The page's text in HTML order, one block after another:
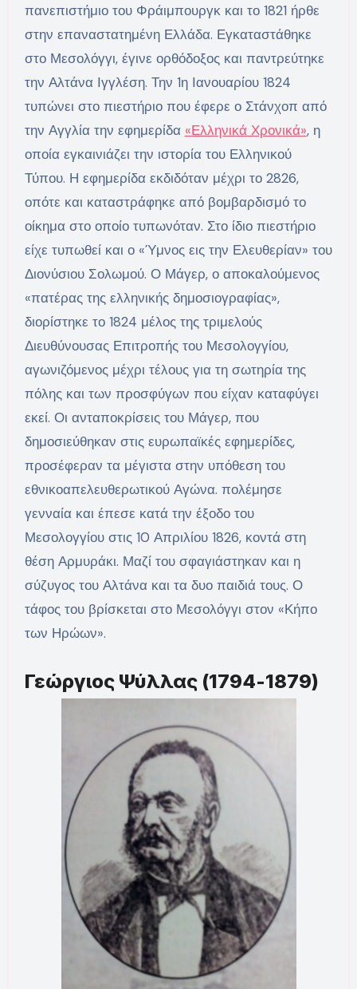
πανεπιστήμιο του Φράιμπουργκ και το 1821 ήρθε
στην επαναστατημένη Ελλάδα. Εγκαταστάθηκε
στο Μεσολόγγι, έγινε ορθόδοξος και παντρεύτηκε
την Αλτάνα Ιγγλέση. Την 1η Ιανουαρίου 1824
τυπώνει στο πιεστήριο που έφερε ο Στάνχοπ από
την Αγγλία την εφημερίδα «Ελληνικά Χρονικά», η
οποία εγκαινιάζει την ιστορία του Ελληνικού
Τύπου. Η εφημερίδα εκδιδόταν μέχρι το 2826,
οπότε και καταστράφηκε από βομβαρδισμό το
οίκημα στο οποίο τυπωνόταν. Στο ίδιο πιεστήριο
είχε τυπωθεί και ο «Ύμνος εις την Ελευθερίαν» του
Διονύσιου Σολωμού. Ο Μάγερ, ο αποκαλούμενος
«πατέρας της ελληνικής δημοσιογραφίας»,
διορίστηκε το 1824 μέλος της τριμελούς
Διευθύνουσας Επιτροπής του Μεσολογγίου,
αγωνιζόμενος μέχρι τέλους για τη σωτηρία της
πόλης και των προσφύγων που είχαν καταφύγει
εκεί. Οι ανταποκρίσεις του Μάγερ, που
δημοσιεύθηκαν στις ευρωπαϊκές εφημερίδες,
προσέφεραν τα μέγιστα στην υπόθεση του
εθνικοαπελευθερωτικού Αγώνα. πολέμησε
γενναία και έπεσε κατά την έξοδο του
Μεσολογγίου στις 10 Απριλίου 1826, κοντά στη
θέση Αρμυράκι. Μαζί του σφαγιάστηκαν και η
σύζυγος του Αλτάνα και τα δυο παιδιά τους. Ο
τάφος του βρίσκεται στο Μεσολόγγι στον «Κήπο
των Ηρώων».
Γεώργιος Ψύλλας (1794-1879)